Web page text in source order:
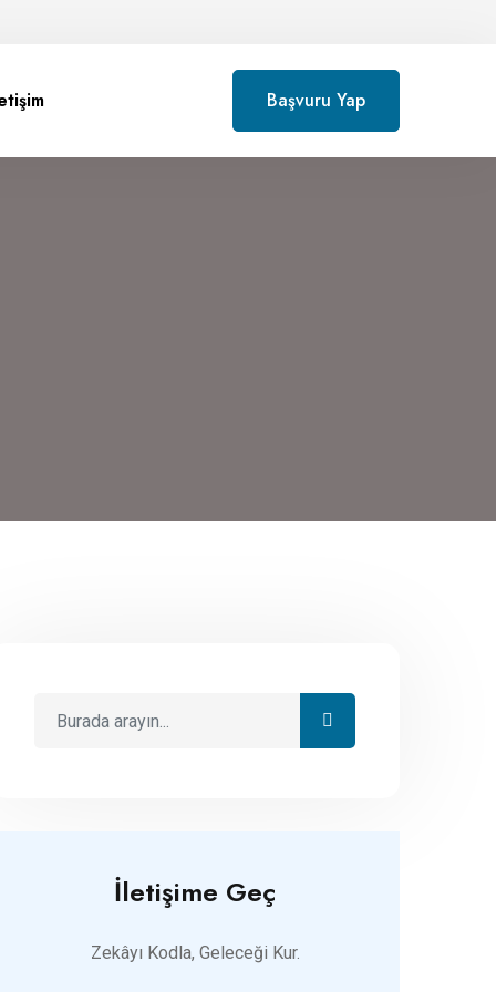
Başvuru Yap
İletişime Geç
Zekâyı Kodla, Geleceği Kur.